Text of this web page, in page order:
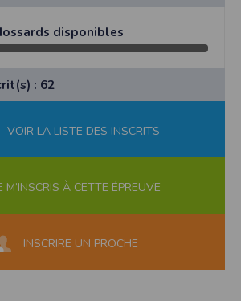
disponibles
: 62
VOIR LA LISTE DES INSCRITS
M’INSCRIS À CETTE ÉPREUVE
INSCRIRE UN PROCHE